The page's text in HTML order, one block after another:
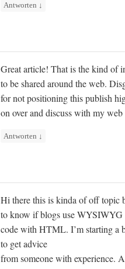
Antworten ↓
Great article! That is the kind of
to be shared around the web.
for not positioning this publish
on over and discuss with my
Antworten ↓
Hi there this is kinda of off topic
to know if blogs use WYSIWYG
code with HTML. I’m starting a
to get advice
from someone with experience.